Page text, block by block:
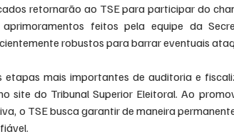
retornarão ao TSE para participar do
feitos pela equipe da
robustos para barrar eventuais
etapas mais importantes de auditoria e
site do Tribunal Superior Eleitoral. Ao
o TSE busca garantir de maneira